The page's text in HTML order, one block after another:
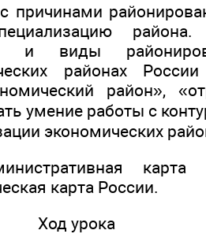
причинами
и виды
районах
район»,
умение работы с
экономических
карта России.
Ход урока